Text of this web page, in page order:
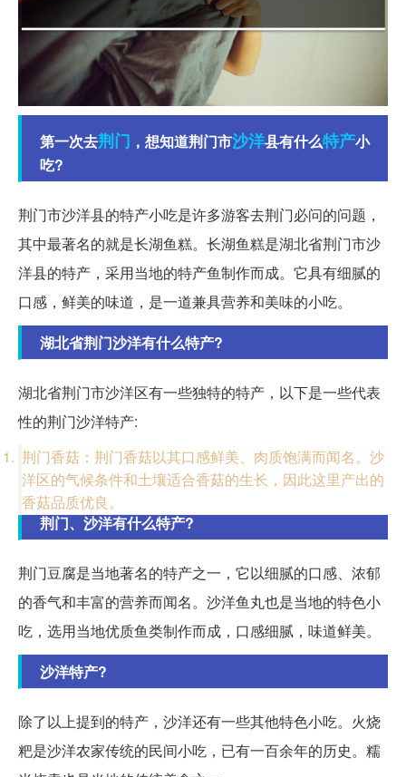
第一次去荆门 ，想知道荆门市沙洋县有什么特产小
吃?
荆门市沙洋县的特产小吃是许多游客去荆门必问的问题，
其中最著名的就是长湖鱼糕。长湖鱼糕是湖北省荆门市沙
洋县的特产，采用当地的特产鱼制作而成。它具有细腻的
口感，鲜美的味道，是一道兼具营养和美味的小吃。
湖北省荆门沙洋有什么特产?
湖北省荆门市沙洋区有一些独特的特产，以下是一些代表
性的荆门沙洋特产:
荆门香菇：荆门香菇以其口感鲜美、肉质饱满而闻名。沙
洋区的气候条件和土壤适合香菇的生长，因此这里产出的
香菇品质优良。
荆门、沙洋有什么特产?
荆门豆腐是当地著名的特产之一，它以细腻的口感、浓郁
的香气和丰富的营养而闻名。沙洋鱼丸也是当地的特色小
吃，选用当地优质鱼类制作而成，口感细腻，味道鲜美。
沙洋特产?
除了以上提到的特产，沙洋还有一些其他特色小吃。火烧
粑是沙洋农家传统的民间小吃，已有一百余年的历史。糯